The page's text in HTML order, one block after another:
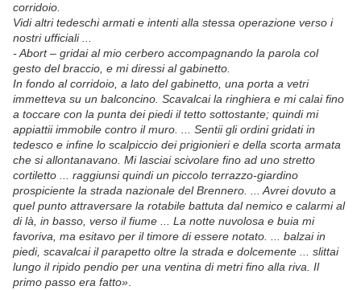
corridoio.
Vidi altri tedeschi armati e intenti alla stessa operazione verso i
nostri ufficiali ...
- Abort – gridai al mio cerbero accompagnando la parola col
gesto del braccio, e mi diressi al gabinetto.
In fondo al corridoio, a lato del gabinetto, una porta a vetri
immetteva su un balconcino. Scavalcai la ringhiera e mi calai fino
a toccare con la punta dei piedi il tetto sottostante; quindi mi
appiattii immobile contro il muro. ... Sentii gli ordini gridati in
tedesco e infine lo scalpiccio dei prigionieri e della scorta armata
che si allontanavano. Mi lasciai scivolare fino ad uno stretto
cortiletto ... raggiunsi quindi un piccolo terrazzo-giardino
prospiciente la strada nazionale del Brennero. ... Avrei dovuto a
quel punto attraversare la rotabile battuta dal nemico e calarmi al
di là, in basso, verso il fiume ... La notte nuvolosa e buia mi
favoriva, ma esitavo per il timore di essere notato. ... balzai in
piedi, scavalcai il parapetto oltre la strada e dolcemente ... slittai
lungo il ripido pendio per una ventina di metri fino alla riva. Il
primo passo era fatto»